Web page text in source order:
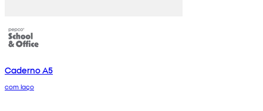
Caderno A5
com laço